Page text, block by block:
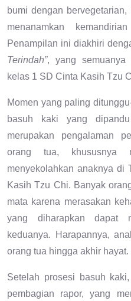
bumi dengan
menanamkan
Penampilan ini diakhiri
Terindah”, yang semuanya
kelas 1 SD Cinta Kasih Tzu
Momen yang paling
basuh kaki yang
merupakan pengalaman
orang tua, khususnya
menyekolahkan anaknya di
Kasih Tzu Chi. Banyak
mata karena merasakan
yang diharapkan dapat
keduanya. Harapannya,
orang tua hingga akhir hayat.
Setelah prosesi basuh
pembagian rapor, yang